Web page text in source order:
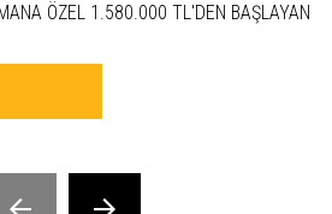
ÖZEL 1.580.000 TL'DEN BAŞLAYAN